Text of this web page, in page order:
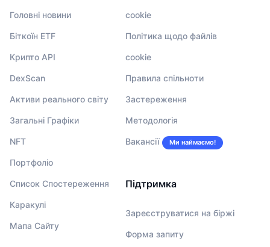
Головні новини
Біткоїн ETF
Крипто API
DexScan
Активи реального світу
Загальні Графіки
NFT
Портфоліо
Список Спостереження
Каракулі
Мапа Сайту
cookie
Політика щодо файлів
cookie
Правила спільноти
Застереження
Методологія
Вакансії Ми наймаємо!
Підтримка
Зареєструватися на біржі
Форма запиту